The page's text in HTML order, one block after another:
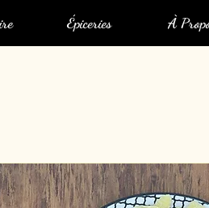
Épiceries À